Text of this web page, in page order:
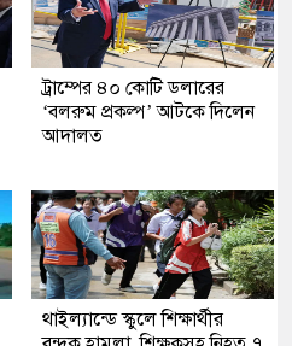
ট্রাম্পের ৪০ কোটি ডলারের
‘বলরুম প্রকল্প’ আটকে দিলেন
আদালত
থাইল্যান্ডে স্কুলে শিক্ষার্থীর